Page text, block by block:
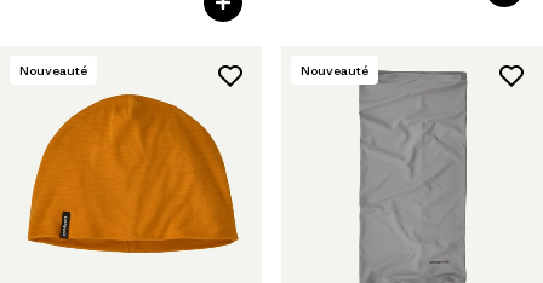
Nouveauté Nouveauté